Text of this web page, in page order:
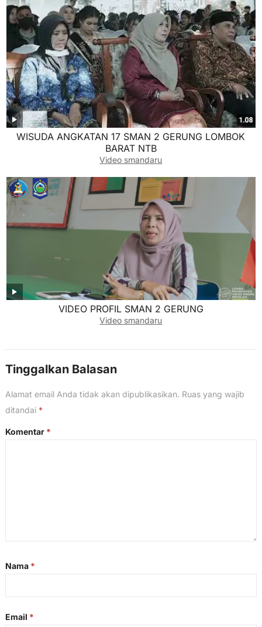
WISUDA ANGKATAN 17 SMAN 2 GERUNG LOMBOK
BARAT NTB
Video smandaru
VIDEO PROFIL SMAN 2 GERUNG
Video smandaru
Tinggalkan Balasan
Alamat email Anda tidak akan dipublikasikan. Ruas yang wajib
ditandai *
Komentar *
Nama *
Email *